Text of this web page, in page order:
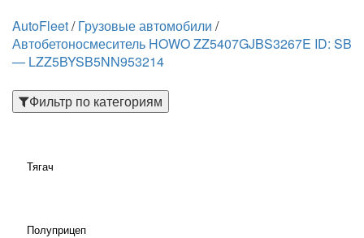
AutoFleet/ Грузовые автомобили /
Автобетоносмеситель HOWO ZZ5407GJBS3267E ID: SB
— LZZ5BYSB5NN953214
Фильтр по категориям
Тягач
Полуприцеп